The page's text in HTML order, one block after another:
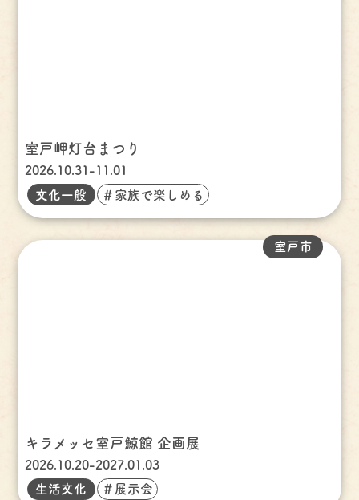
室戸岬灯台まつり
2026.10.31-11.01
文化一般
＃家族で楽しめる
キラメッセ室戸鯨館 企画展
2026.10.20-2027.01.03
室戸市
生活文化 ＃展示会